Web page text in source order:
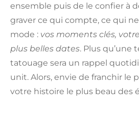
ensemble puis de le confier à
graver ce qui compte, ce qui
mode : vos moments clés,
plus belles dates. Plus qu’une
tatouage sera un rappel
unit. Alors, envie de franchir le
votre histoire le plus beau des